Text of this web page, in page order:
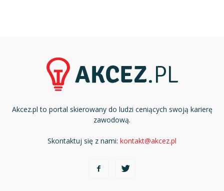
Akcez.pl to portal skierowany do ludzi ceniących swoją karierę
zawodową.
Skontaktuj się z nami: kontakt@akcez.pl